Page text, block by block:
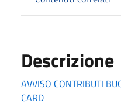
Descrizione
AVVISO CONTRIBUTI
CARD